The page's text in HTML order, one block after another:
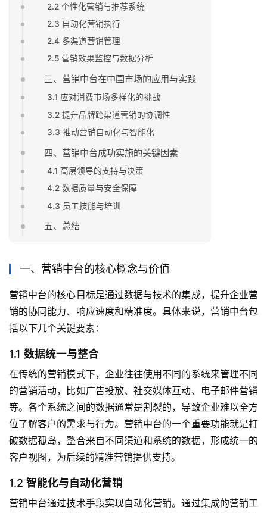
2.2 个性化营销与推荐系统
2.3 自动化营销执行
2.4 多渠道营销管理
2.5 营销效果监控与数据分析
三、营销中台在中国市场的应用与实践
3.1 应对消费市场多样化的挑战
3.2 提升品牌跨渠道营销的协调性
3.3 推动营销自动化与智能化
四、营销中台成功实施的关键因素
4.1 高层领导的支持与决策
4.2 数据质量与安全保障
4.3 员工技能与培训
五、总结
一、营销中台的核心概念与价值
营销中台的核心目标是通过数据与技术的集成，提升企业营
销的协同能力、响应速度和精准度。具体来说，营销中台包
括以下几个关键要素：
1.1 数据统一与整合
在传统的营销模式下，企业往往使用不同的系统来管理不同
的营销活动，比如广告投放、社交媒体互动、电子邮件营销
等。各个系统之间的数据通常是割裂的，导致企业难以全方
位了解客户的需求与行为。营销中台的一个重要功能就是打
破数据孤岛，整合来自不同渠道和系统的数据，形成统一的
客户视图，为后续的精准营销提供支持。
1.2 智能化与自动化营销
营销中台通过技术手段实现自动化营销。通过集成的营销工